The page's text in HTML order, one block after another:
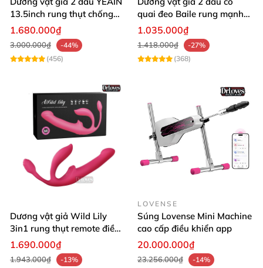
13.5inch rung thụt chống
nước sạc pin
1.680.000₫
3.000.000₫
-44%
(456)
quai đeo Baile rung mạnh
điều khiển remote
1.035.000₫
1.418.000₫
-27%
(368)
Dương vật giả Wild Lily
3in1 rung thụt remote điều
khiển từ xa 4 động cơ
1.690.000₫
1.943.000₫
-13%
LOVENSE
Súng Lovense Mini Machine
cao cấp điều khiển app
20.000.000₫
23.256.000₫
-14%